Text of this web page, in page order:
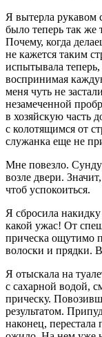
Я вытерла
было теперь так же
Почему, когда
не кажется таким
испытывала
воспринимая
меня чуть не
незамеченной
в хозяйскую часть
с колотящимся от
служанка еще не
Мне повезло.
возле двери.
чтоб успокоиться.
Я сбросила
какой ужас! От
прическа ощутимо
волоски и прядки.
Я отыскала на
с сахарной водой,
прическу.
результатом.
наконец,